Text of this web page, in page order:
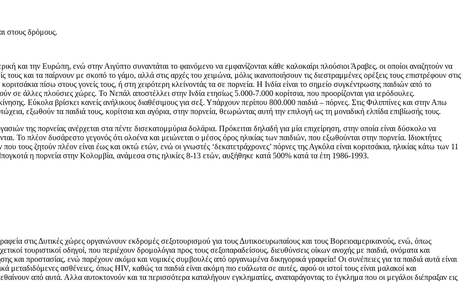
στους δρόμους.
και την Ευρώπη, ενώ στην Αιγύπτο συναντάται το φαινόμενο να εμφανίζονται κάθε καλοκαίρι πλούσιοι Άραβες, οι οποίοι αναζητούν να
τους και τα παίρνουν με σκοπό το γάμο, αλλά στις αρχές του χειμώνα, μόλις ικανοποιήσουν τις διεστραμμένες ορέξεις τους επιστρέφουν στις
πίσω στους γονείς τους, ή στη χειρότερη κλείνοντάς τα σε πορνεία. Η Ινδία είναι το σημείο συγκέντρωσης παιδιών από το
σε άλλες πλούσιες χώρες. Το Νεπάλ αποστέλλει στην Ινδία ετησίως 5.000-7.000 κορίτσια, που προορίζονται για ιερόδουλες.
Εύκολα βρίσκει κανείς ανήλικους διαθέσιμους για σεξ. Υπάρχουν περίπου 800.000 παιδιά – πόρνες. Στις Φιλιππίνες και στην Απω
εξωθούν τα παιδιά τους, κορίτσια και αγόρια, στην πορνεία, θεωρώντας αυτή την επιλογή ως τη μοναδική ελπίδα επιβίωσής τους.
της πορνείας ανέρχεται στα πέντε δισεκατομμύρια δολάρια. Πρόκειται δηλαδή για μία επιχείρηση, στην οποία είναι δύσκολο να
Το πλέον δυσάρεστο γεγονός ότι ολοένα και μειώνεται ο μέσος όρος ηλικίας των παιδιών, που εξωθούνται στην πορνεία. Ιδιοκτήτες
τους ζητούν πλέον είναι έως και οκτώ ετών, ενώ οι γνωστές ‘δεκατετράχρονες’ πόρνες της Αγκόλα είναι κοριτσάκια, ηλικίας κάτω των 11
η πορνεία στην Κολομβία, ανάμεσα στις ηλικίες 8-13 ετών, αυξήθηκε κατά 500% κατά τα έτη 1986-1993.
στις Δυτικές χώρες οργανώνουν εκδρομές σεξοτουρισμού για τους Δυτικοευρωπαίους και τους Βορειοαμερικανούς, ενώ, όπως
τουριστικοί οδηγοί, που περιέχουν δρομολόγια προς τους σεξοπαραδείσους, διευθύνσεις οίκων ανοχής με παιδιά, ονόματα και
και προστασίας, ενώ παρέχουν ακόμα και νομικές συμβουλές από οργανωμένα δικηγορικά γραφεία! Οι συνέπειες για τα παιδιά αυτά είναι
ασθένειες, όπως HIV, καθώς τα παιδιά είναι ακόμη πιο ευάλωτα σε αυτές, αφού οι ιστοί τους είναι μαλακοί και
από αυτά. Αλλα αυτοκτονούν και τα περισσότερα καταλήγουν εγκληματίες, αναπαράγοντας το έγκλημα που οι μεγάλοι διέπραξαν εις